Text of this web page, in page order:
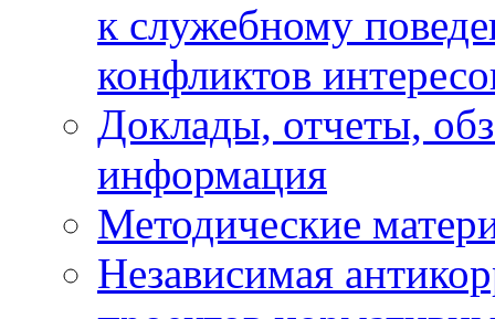
к служебному
конфликтов
Доклады, отчеты,
информация
Методические
Независимая